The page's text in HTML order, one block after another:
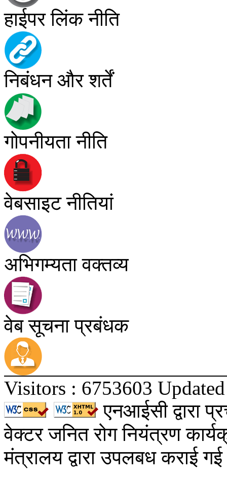
हाईपर लिंक नीति
निबंधन और शर्तें
गोपनीयता नीति
वेबसाइट नीतियां
अभिगम्यता वक्तव्य
वेब सूचना प्रबंधक
Visitors : 6753603
एनआईसी द्वारा
वेक्टर जनित रोग नियंत्रण
मंत्रालय द्वारा उपलबध कराई